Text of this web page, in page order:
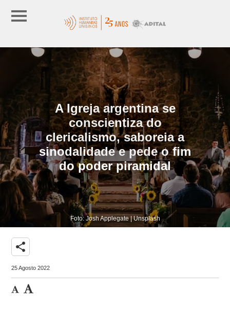
A Igreja argentina se
conscientiza do
clericalismo, saboreia a
sinodalidade e pede o fim
do poder piramidal
Foto: Josh Applegate | Unsplash
share
25 Agosto 2022